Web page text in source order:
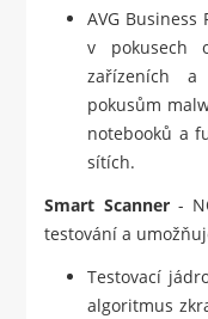
AVG
v pokusech
zařízeních
pokusům
notebooků a
sítích.
Smart Scanner-
testování a
Testovací
algoritmus